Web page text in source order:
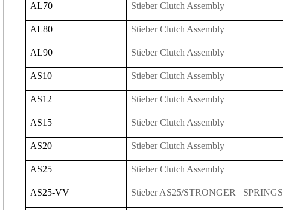
AL70 Stieber Clutch Assembly
AL80 Stieber Clutch Assembly
AL90 Stieber Clutch Assembly
AS10 Stieber Clutch Assembly
AS12 Stieber Clutch Assembly
AS15 Stieber Clutch Assembly
AS20 Stieber Clutch Assembly
AS25 Stieber Clutch Assembly
AS25-VV Stieber AS25/STRONGER SPRINGS